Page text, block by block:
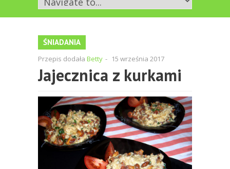
ŚNIADANIA
Przepis dodała Betty - 15 września 2017
Jajecznica z kurkami